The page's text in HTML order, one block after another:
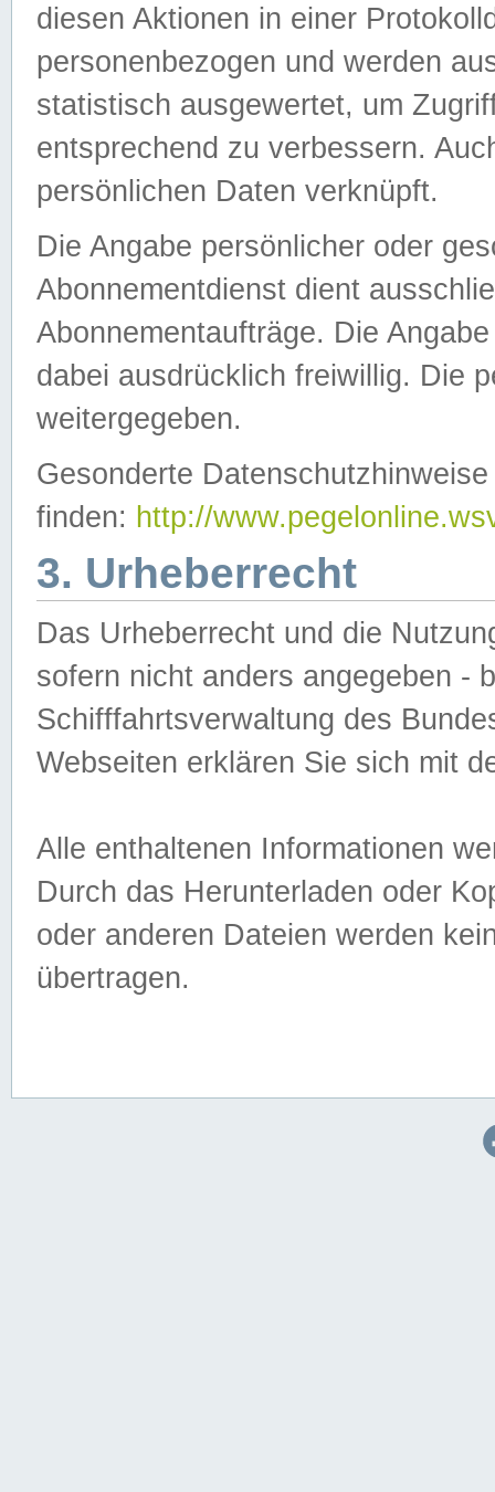
diesen Aktionen in einer
personenbezogen und werden
statistisch ausgewertet, um
entsprechend zu verbessern.
persönlichen Daten verknüpft.
Die Angabe persönlicher oder
Abonnementdienst dient
Abonnementaufträge. Die
dabei ausdrücklich freiwillig. Die
weitergegeben.
Gesonderte
finden: http://
3. Urheberrecht
Das Urheberrecht und die
sofern nicht anders angegeben -
Schifffahrtsverwaltung des
Webseiten erklären Sie sich mit
Alle enthaltenen Informationen
Durch das Herunterladen oder
oder anderen Dateien werden
übertragen.